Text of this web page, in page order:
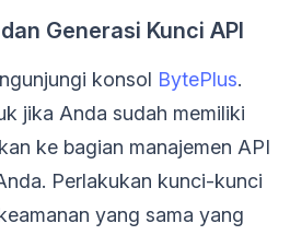
Generasi Kunci API
konsol BytePlus.
jika Anda sudah memiliki
ke bagian manajemen API
Perlakukan kunci-kunci
yang sama yang